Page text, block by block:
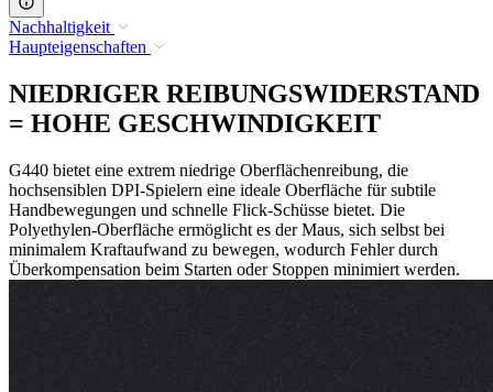
Nachhaltigkeit
Haupteigenschaften
NIEDRIGER REIBUNGSWIDERSTAND
= HOHE GESCHWINDIGKEIT
G440 bietet eine extrem niedrige Oberflächenreibung, die
hochsensiblen DPI-Spielern eine ideale Oberfläche für subtile
Handbewegungen und schnelle Flick-Schüsse bietet. Die
Polyethylen-Oberfläche ermöglicht es der Maus, sich selbst bei
minimalem Kraftaufwand zu bewegen, wodurch Fehler durch
Überkompensation beim Starten oder Stoppen minimiert werden.